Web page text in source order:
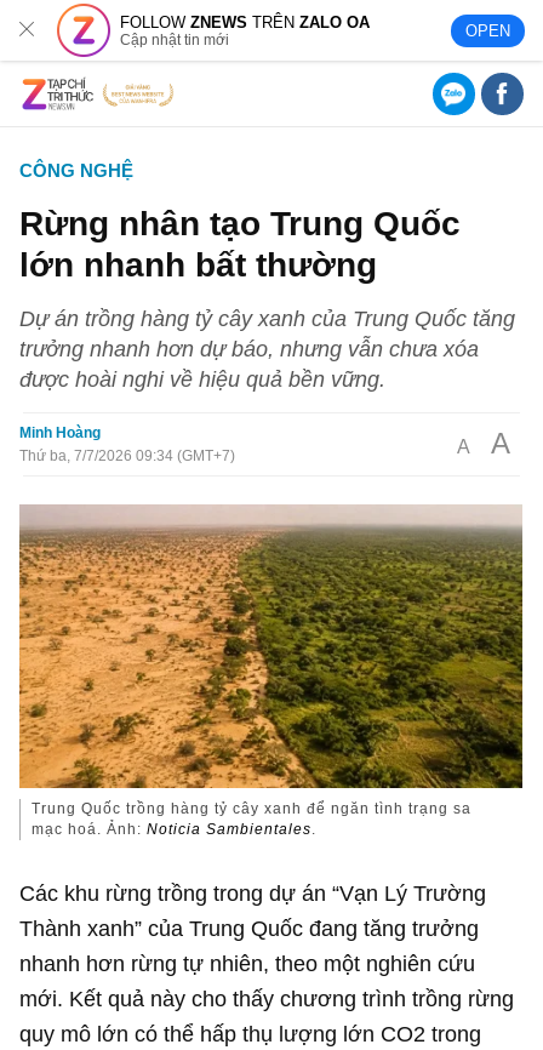
FOLLOWZNEWS TRÊNZALO OA
Cập nhật tin mới OPEN
CÔNG NGHỆ
Rừng nhân tạo Trung Quốc
lớn nhanh bất thường
Dự án trồng hàng tỷ cây xanh của Trung Quốc tăng
trưởng nhanh hơn dự báo, nhưng vẫn chưa xóa
được hoài nghi về hiệu quả bền vững.
Minh Hoàng
Thứ ba, 7/7/2026 09:34 (GMT+7)
A A
Trung Quốc trồng hàng tỷ cây xanh để ngăn tình trạng sa
mạc hoá. Ảnh:Noticia Sambientales.
Các khu rừng trồng trong dự án “Vạn Lý Trường
Thành xanh” của Trung Quốc đang tăng trưởng
nhanh hơn rừng tự nhiên, theo một nghiên cứu
mới. Kết quả này cho thấy chương trình trồng rừng
quy mô lớn có thể hấp thụ lượng lớn CO2 trong